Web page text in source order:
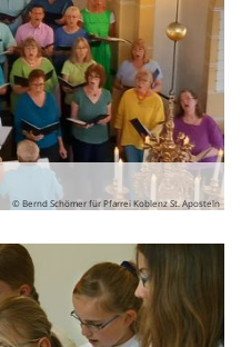
© Bernd Schömer für Pfarrei Koblenz St. Aposteln